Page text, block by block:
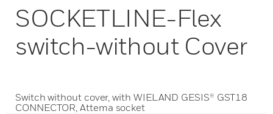
SOCKETLINE-Flex
switch-without Cover
Switch without cover, with WIELAND GESIS® GST18
CONNECTOR, Attema socket